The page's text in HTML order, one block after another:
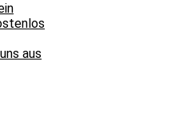
aus